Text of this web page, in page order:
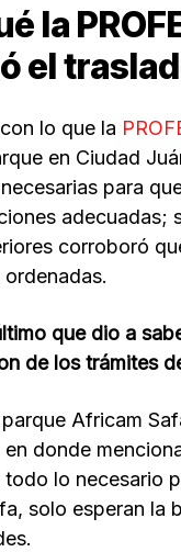
la
el
lo que la
en Ciudad
para
adecuadas;
corroboró
que dio a
de los trámites
Africam
donde
lo necesario
solo esperan la